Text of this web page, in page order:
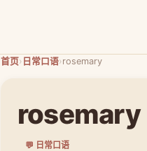
首页› 日常口语›rosemary
rosemary
💬 日常口语